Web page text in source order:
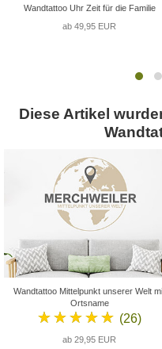
Wandtattoo Uhr Zeit für die Familie
ab 49,95 EUR
Diese Artikel
Wandtattoo Mittelpunkt unserer Welt
Ortsname
★★★★★ (26)
ab 29,95 EUR